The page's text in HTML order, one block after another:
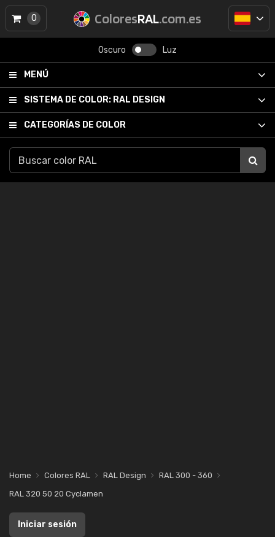
ColoresRAL.com.es
Oscuro Luz
MENÚ
SISTEMA DE COLOR: RAL DESIGN
CATEGORÍAS DE COLOR
0
Home Colores RAL RAL Design
RAL 300 - 360
RAL 320 50 20 Cyclamen
Iniciar sesión